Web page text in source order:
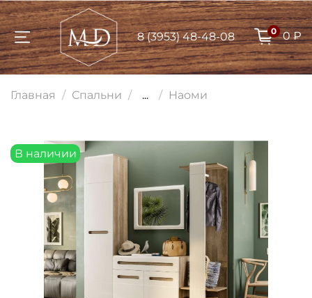
8 (3953) 48-48-08 0 0 ₽
Главная Спальни ... Наоми
В наличии
Для клиентов всех банков
оплату на части
Сегодня
%
Добавляйте товары
в корзину